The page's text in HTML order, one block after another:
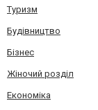
Туризм
Будівництво
Бізнес
Жіночий розділ
Економіка